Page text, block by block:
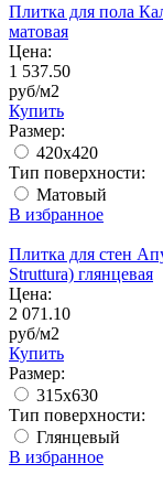
Плитка для пола
матовая
Цена:
1 537.50
руб/м2
Купить
Размер:
420х420
Тип поверхности:
Матовый
В избранное
Плитка для стен
Struttura) глянцевая
Цена:
2 071.10
руб/м2
Купить
Размер:
315x630
Тип поверхности:
Глянцевый
В избранное